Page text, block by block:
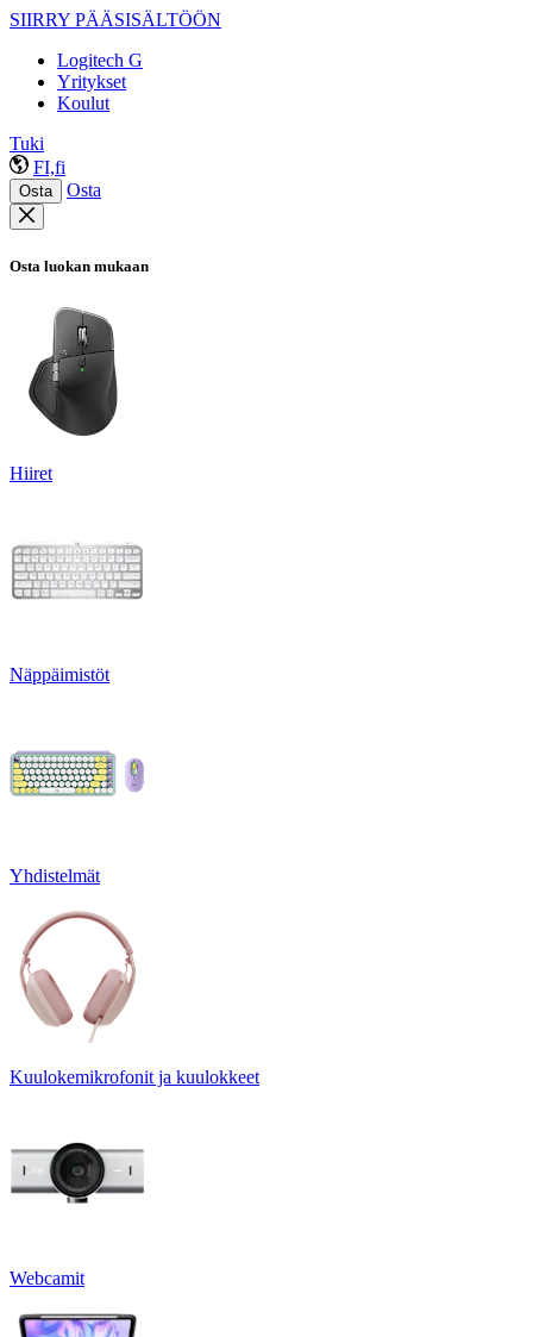
SIIRRY PÄÄSISÄLTÖÖN
Logitech G
Yritykset
Koulut
Tuki
FI,fi
Osta Osta
Osta luokan mukaan
Hiiret
Näppäimistöt
Yhdistelmät
Kuulokemikrofonit ja kuulokkeet
Webcamit